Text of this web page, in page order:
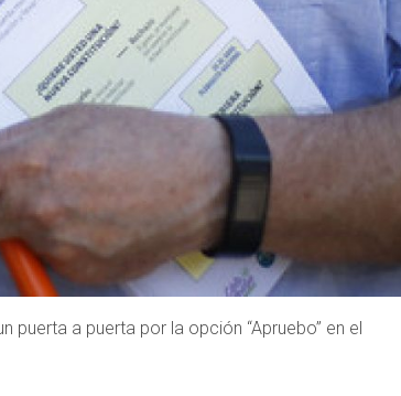
puerta a puerta por la opción “Apruebo” en el